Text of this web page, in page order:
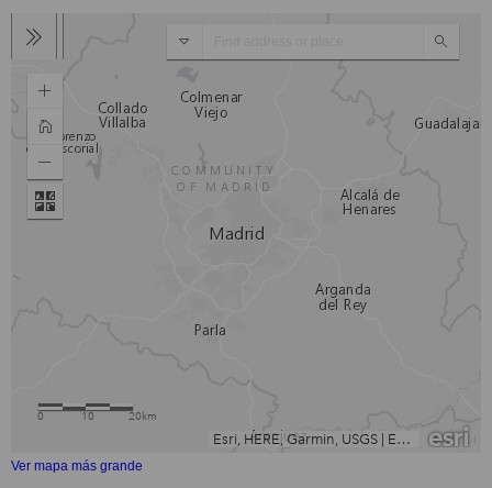
Ver mapa más grande